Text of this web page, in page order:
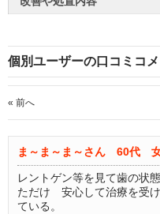
個別ユーザーの口コミコメ
« 前へ
ま～ま～ま～さん 60代
レントゲン等を見て歯の状
ただけ 安心して治療を受
ている。